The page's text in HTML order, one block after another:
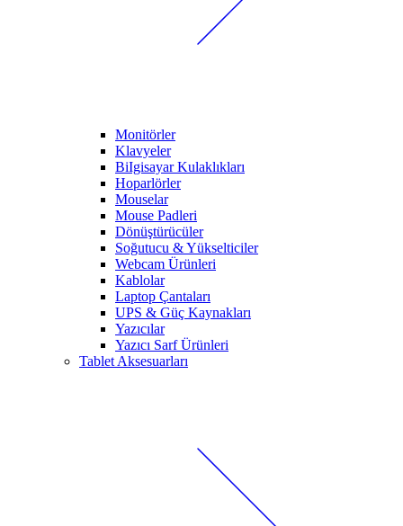
Monitörler
Klavyeler
BiIgisayar Kulaklıkları
Hoparlörler
Mouselar
Mouse Padleri
Dönüştürücüler
Soğutucu & Yükselticiler
Webcam Ürünleri
Kablolar
Laptop Çantaları
UPS & Güç Kaynakları
Yazıcılar
Yazıcı Sarf Ürünleri
Tablet Aksesuarları